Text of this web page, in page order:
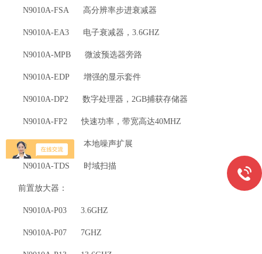
N9010A-FSA 高分辨率步进衰减器
N9010A-EA3 电子衰减器，3.6GHZ
N9010A-MPB 微波预选器旁路
N9010A-EDP 增强的显示套件
N9010A-DP2 数字处理器，2GB捕获存储器
N9010A-FP2 快速功率，带宽高达40MHZ
N9010A-NFE 本地噪声扩展
N9010A-TDS 时域扫描
前置放大器：
N9010A-P03 3.6GHZ
N9010A-P07 7GHZ